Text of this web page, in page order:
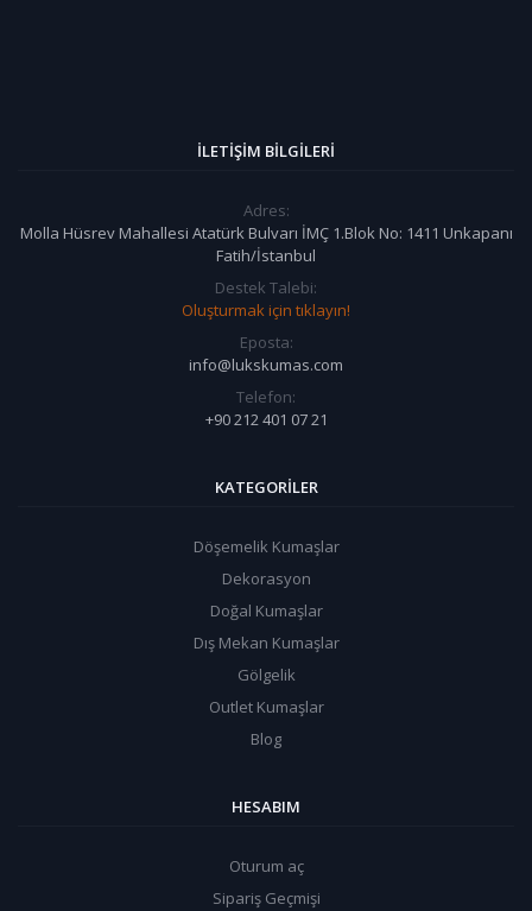
İLETIŞIM BILGILERI
Adres:
Molla Hüsrev Mahallesi Atatürk Bulvarı İMÇ 1.Blok No: 1411 Unkapanı
Fatih/İstanbul
Destek Talebi:
Oluşturmak için tıklayın!
Eposta:
info@lukskumas.com
Telefon:
+90 212 401 07 21
KATEGORILER
Döşemelik Kumaşlar
Dekorasyon
Doğal Kumaşlar
Dış Mekan Kumaşlar
Gölgelik
Outlet Kumaşlar
Blog
HESABIM
Oturum aç
Sipariş Geçmişi